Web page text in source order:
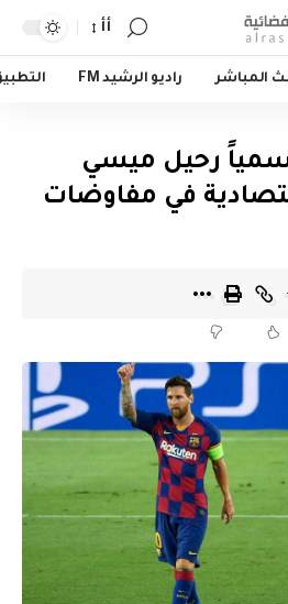
أأ
المباشر راديو الرشيد FM
رحيل ميسي
في مفاوضات